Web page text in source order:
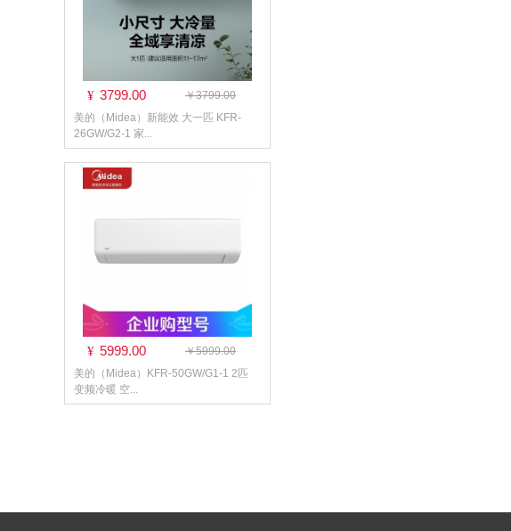
¥ 3799.00
￥3799.00
美的（Midea）新能效 大一匹 KFR-
26GW/G2-1 家...
¥ 5999.00
￥5999.00
美的（Midea）KFR-50GW/G1-1 2匹
变频冷暖 空...